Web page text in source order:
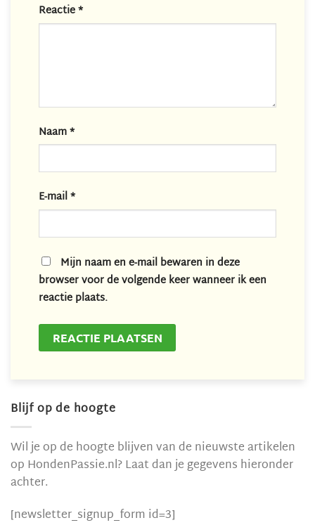
Reactie*
Naam*
E-mail*
Mijn naam en e-mail bewaren in deze
browser voor de volgende keer wanneer ik een
reactie plaats.
Blijf op de hoogte
Wil je op de hoogte blijven van de nieuwste artikelen
op HondenPassie.nl? Laat dan je gegevens hieronder
achter.
[newsletter_signup_form id=3]